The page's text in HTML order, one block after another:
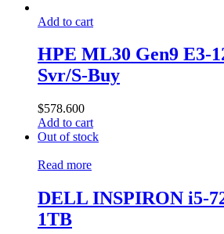
Add to cart
HPE ML30 Gen9 E3-
Svr/S-Buy
$578.600
Add to cart
Out of stock
Read more
DELL INSPIRON i5-
1TB